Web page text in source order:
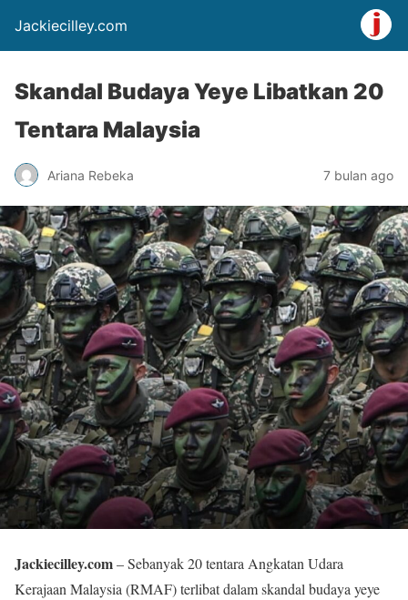
Jackiecilley.com
Skandal Budaya Yeye Libatkan 20
Tentara Malaysia
Ariana Rebeka 7 bulan ago
Jackiecilley.com– Sebanyak 20 tentara Angkatan Udara
Kerajaan Malaysia (RMAF) terlibat dalam skandal budaya yeye